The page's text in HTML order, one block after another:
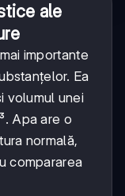
ale
importante
Ea
volumul unei
Apa are o
normală,
compararea